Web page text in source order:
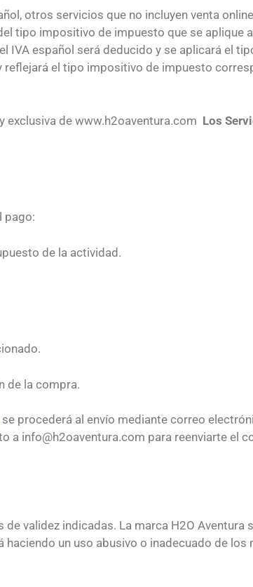
otros servicios que no incluyen venta
tipo impositivo de impuesto que se aplique
IVA español será deducido y se aplicará el
el tipo impositivo de impuesto
de www.h2oaventura.com Los
pago:
de la actividad.
de la compra.
procederá al envío mediante correo
info@h2oaventura.com para reenviarte el
validez indicadas. La marca H2O Aventura
un uso abusivo o inadecuado de los